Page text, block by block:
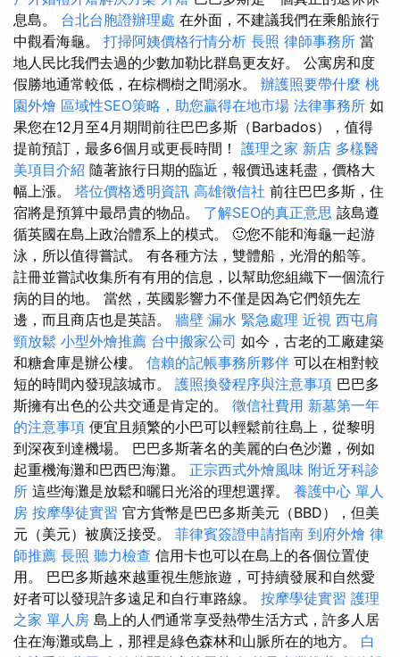
息島。 台北台胞證辦理處 在外面，不建議我們在乘船旅行
中觀看海龜。 打掃阿姨價格行情分析 長照 律師事務所 當
地人民比我們去過的少數加勒比群島更友好。 公寓房和度
假勝地通常較低，在棕櫚樹之間溺水。 辦護照要帶什麼 桃
園外燴 區域性SEO策略，助您贏得在地市場 法律事務所 如
果您在12月至4月期間前往巴巴多斯（Barbados），值得
提前預訂，最多6個月或更長時間！ 護理之家 新店 多樣醫
美項目介紹 隨著旅行日期的臨近，報價迅速耗盡，價格大
幅上漲。 塔位價格透明資訊 高雄徵信社 前往巴巴多斯，住
宿將是預算中最昂貴的物品。 了解SEO的真正意思 該島遵
循英國在島上政治體系上的模式。 🙂您不能和海龜一起游
泳，所以值得嘗試。 有各種方法，雙體船，光滑的船等。
註冊並嘗試收集所有有用的信息，以幫助您組織下一個流行
病的目的地。 當然，英國影響力不僅是因為它們領先左
邊，而且商店也是英語。 牆壁 漏水 緊急處理 近視 西屯肩
頸放鬆 小型外燴推薦 台中搬家公司 如今，古老的工廠建築
和糖倉庫是辦公樓。 信賴的記帳事務所夥伴 可以在相對較
短的時間內發現該城市。 護照換發程序與注意事項 巴巴多
斯擁有出色的公共交通是肯定的。 徵信社費用 新墓第一年
的注意事項 便宜且頻繁的小巴可以輕鬆前往島上，從黎明
到深夜到達機場。 巴巴多斯著名的美麗的白色沙灘，例如
起重機海灘和巴西巴海灘。 正宗西式外燴風味 附近牙科診
所 這些海灘是放鬆和曬日光浴的理想選擇。 養護中心 單人
房 按摩學徒實習 官方貨幣是巴巴多斯美元（BBD），但美
元（美元）被廣泛接受。 菲律賓簽證申請指南 到府外燴 律
師推薦 長照 聽力檢查 信用卡也可以在島上的各個位置使
用。 巴巴多斯越來越重視生態旅遊，可持續發展和自然愛
好者可以發現許多遠足和自行車路線。 按摩學徒實習 護理
之家 單人房 島上的人們通常享受熱帶生活方式，許多人居
住在海灘或島上，那裡是綠色森林和山脈所在的地方。 白